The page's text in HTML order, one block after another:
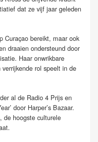
dat ze vijf jaar geleden
Curaçao bereikt, maar ook
draaien ondersteund door
Haar onwrikbare
rol speelt in de
al de Radio 4 Prijs en
door Harper’s Bazaar.
de hoogste culturele